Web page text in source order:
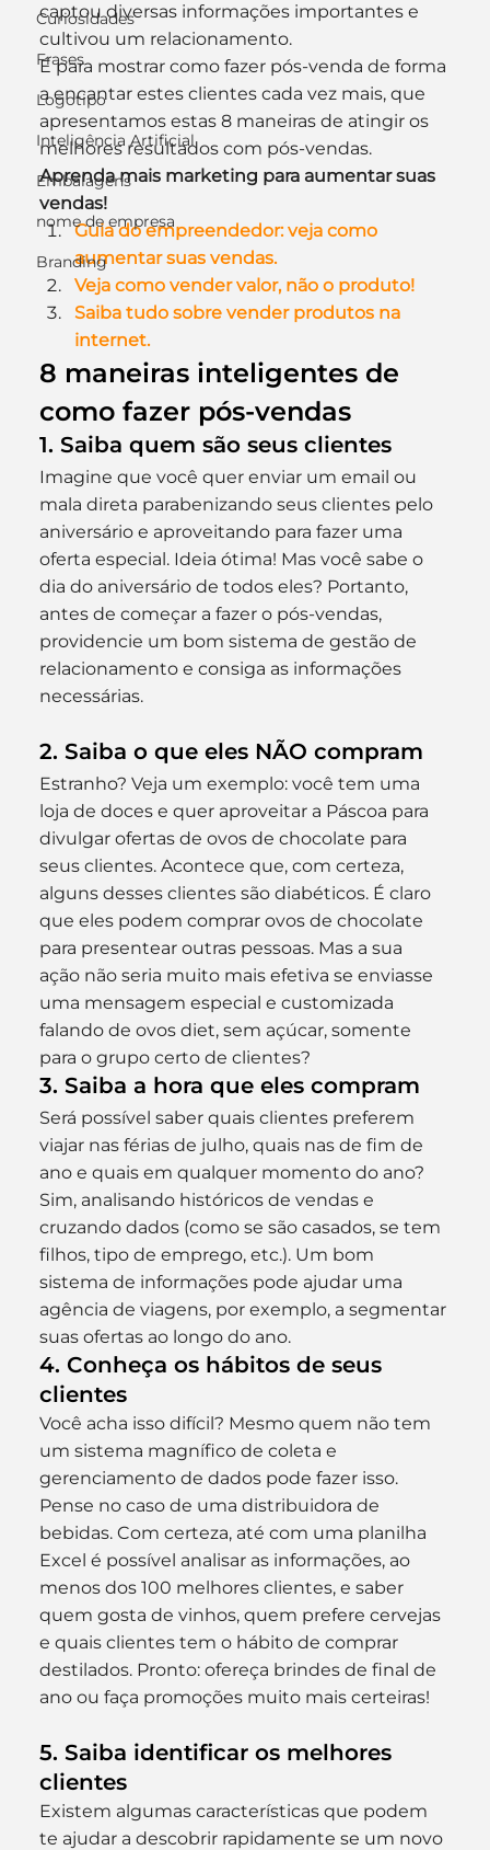
Curiosidades
Frases
Logotipo
Inteligência Artificial
Embalagens
nome de empresa
Branding
captou diversas informações importantes e
cultivou um relacionamento.
É para mostrar como fazer pós-venda de forma
a encantar estes clientes cada vez mais, que
apresentamos estas 8 maneiras de atingir os
melhores resultados com pós-vendas.
Aprenda mais marketing para aumentar suas
vendas!
Guia do empreendedor: veja como
aumentar suas vendas.
Veja como vender valor, não o produto!
Saiba tudo sobre vender produtos na
internet.
8 maneiras inteligentes de
como fazer pós-vendas
1. Saiba quem são seus clientes
Imagine que você quer enviar um email ou
mala direta parabenizando seus clientes pelo
aniversário e aproveitando para fazer uma
oferta especial. Ideia ótima! Mas você sabe o
dia do aniversário de todos eles? Portanto,
antes de começar a fazer o pós-vendas,
providencie um bom sistema de gestão de
relacionamento e consiga as informações
necessárias.
2. Saiba o que eles NÃO compram
Estranho? Veja um exemplo: você tem uma
loja de doces e quer aproveitar a Páscoa para
divulgar ofertas de ovos de chocolate para
seus clientes. Acontece que, com certeza,
alguns desses clientes são diabéticos. É claro
que eles podem comprar ovos de chocolate
para presentear outras pessoas. Mas a sua
ação não seria muito mais efetiva se enviasse
uma mensagem especial e customizada
falando de ovos diet, sem açúcar, somente
para o grupo certo de clientes?
3. Saiba a hora que eles compram
Será possível saber quais clientes preferem
viajar nas férias de julho, quais nas de fim de
ano e quais em qualquer momento do ano?
Sim, analisando históricos de vendas e
cruzando dados (como se são casados, se tem
filhos, tipo de emprego, etc.). Um bom
sistema de informações pode ajudar uma
agência de viagens, por exemplo, a segmentar
suas ofertas ao longo do ano.
4. Conheça os hábitos de seus
clientes
Você acha isso difícil? Mesmo quem não tem
um sistema magnífico de coleta e
gerenciamento de dados pode fazer isso.
Pense no caso de uma distribuidora de
bebidas. Com certeza, até com uma planilha
Excel é possível analisar as informações, ao
menos dos 100 melhores clientes, e saber
quem gosta de vinhos, quem prefere cervejas
e quais clientes tem o hábito de comprar
destilados. Pronto: ofereça brindes de final de
ano ou faça promoções muito mais certeiras!
5. Saiba identificar os melhores
clientes
Existem algumas características que podem
te ajudar a descobrir rapidamente se um novo